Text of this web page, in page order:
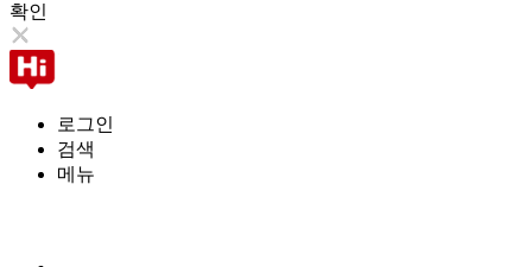
확인
로그인
검색
메뉴